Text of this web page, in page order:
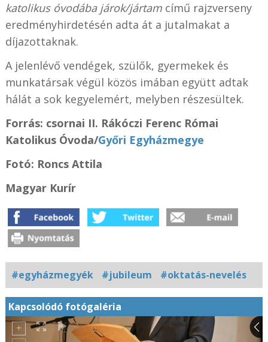
katolikus óvodába járok/jártamcímű rajzverseny
eredményhirdetésén adta át a jutalmakat a
díjazottaknak.
A jelenlévő vendégek, szülők, gyermekek és
munkatársak végül közös imában együtt adtak
hálát a sok kegyelemért, melyben részesültek.
Forrás: csornai II. Rákóczi Ferenc Római
Katolikus Óvoda/Győri Egyházmegye
Fotó: Roncs Attila
Magyar Kurír
#egyházmegyék #jubileum #oktatás-nevelés
Kapcsolódó fotógaléria